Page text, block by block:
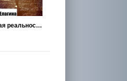
Новая реальность